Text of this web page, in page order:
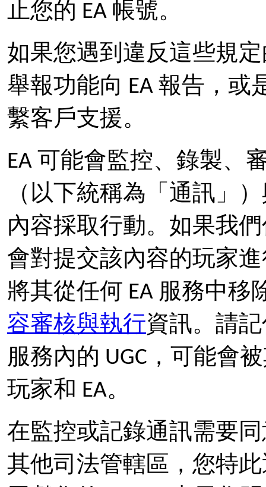
止您的 EA 帳號。
如果您遇到違反這些規
舉報功能向 EA 報告，或
繫客戶支援。
EA 可能會監控、錄製、
（以下統稱為「通訊」
內容採取行動。如果我
會對提交該內容的玩家
將其從任何 EA 服務中移
容審核與執行資訊。請
服務內的 UGC，可能會
玩家和 EA。
在監控或記錄通訊需要
其他司法管轄區，您特